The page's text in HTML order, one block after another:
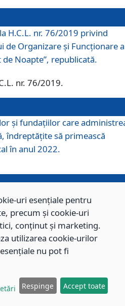
H.C.L. nr. 76/2019 privind
de Organizare şi Funcționare
Noapte”, republicată.
nr. 76/2019.
şi fundaţiilor care
îndreptăţite să primească
în anul 2022.
acţiuni sau lucrări de interes
H.C.L. nr. 709/2020 privind
de Organizare şi Funcţionare
Braşov.
uri esențiale pentru
precum și cookie-uri
conținut și marketing.
utilizarea cookie-urilor
nu pot fi
Respinge Accept toate